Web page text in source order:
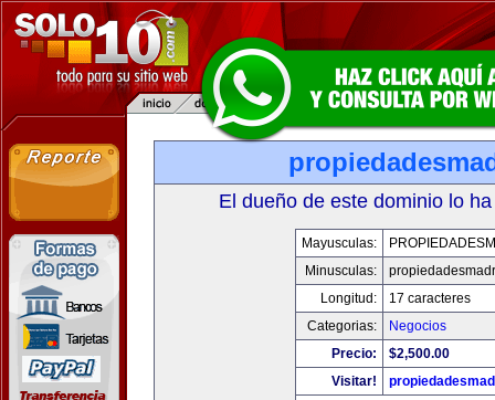
El dueño de este dominio lo
Mayusculas:
Minusculas:
Longitud:
17 caracteres
Categorias:
Negocios
Precio:
$2,500.00
Visitar!